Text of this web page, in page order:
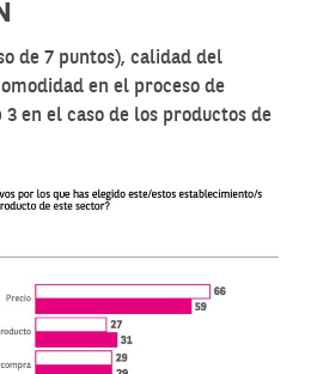
de 7 puntos), calidad del
en el proceso de
en el caso de los productos de